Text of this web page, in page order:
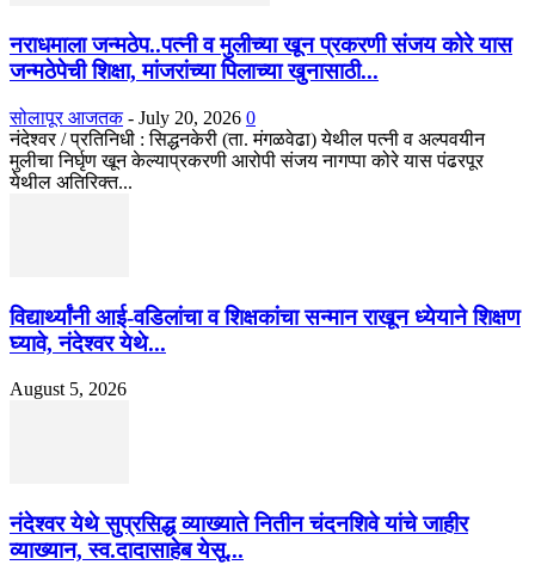
नराधमाला जन्मठेप..पत्नी व मुलीच्या खून प्रकरणी संजय कोरे यास
जन्मठेपेची शिक्षा, मांजरांच्या पिलाच्या खुनासाठी...
सोलापूर आजतक - July 20, 2026 0
नंदेश्वर / प्रतिनिधी : सिद्धनकेरी (ता. मंगळवेढा) येथील पत्नी व अल्पवयीन
मुलीचा निर्घृण खून केल्याप्रकरणी आरोपी संजय नागप्पा कोरे यास पंढरपूर
येथील अतिरिक्त...
विद्यार्थ्यांनी आई-वडिलांचा व शिक्षकांचा सन्मान राखून ध्येयाने शिक्षण
घ्यावे, नंदेश्वर येथे...
August 5, 2026
नंदेश्वर येथे सुप्रसिद्ध व्याख्याते नितीन चंदनशिवे यांचे जाहीर
व्याख्यान, स्व.दादासाहेब येसू...